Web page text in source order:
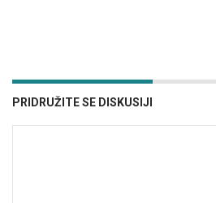
PRIDRUŽITE SE DISKUSIJI